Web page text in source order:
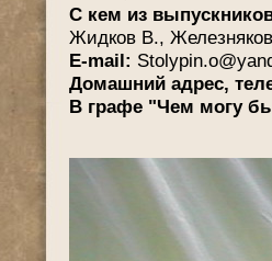
С кем из
Жидков В.,
E-mail:
Домашний адрес,
В графе "Чем могу